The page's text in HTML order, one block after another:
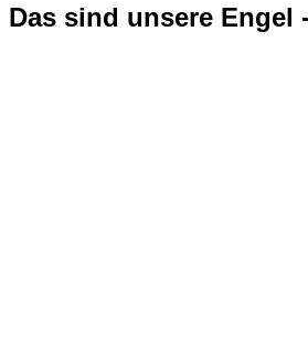
Das sind unsere Engel